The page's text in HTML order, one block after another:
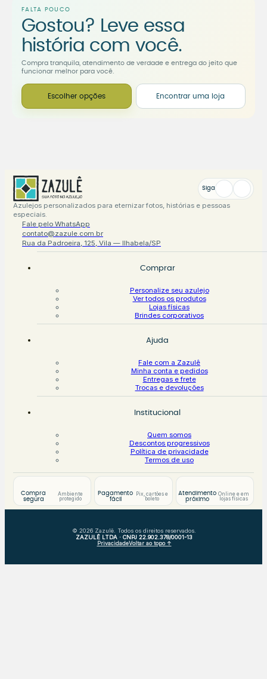
FALTA POUCO
Gostou? Leve essa
história com você.
Compra tranquila, atendimento de verdade e entrega do jeito que
funcionar melhor para você.
Escolher opções Encontrar uma loja
Siga
Azulejos personalizados para eternizar fotos, histórias e pessoas
especiais.
Fale pelo WhatsApp
contato@zazule.com.br
Rua da Padroeira, 125, Vila — Ilhabela/SP
Comprar
Personalize seu azulejo
Ver todos os produtos
Lojas físicas
Brindes corporativos
Ajuda
Fale com a Zazulê
Minha conta e pedidos
Entregas e frete
Trocas e devoluções
Institucional
Quem somos
Descontos progressivos
Política de privacidade
Termos de uso
Compra
segura
Ambiente
protegido
Pagamento
fácil
Pix, cartões e
boleto
Atendimento
próximo
Online e em
lojas físicas
© 2026 Zazulê. Todos os direitos reservados.
ZAZULÊ LTDA · CNPJ 22.902.378/0001-13
PrivacidadeVoltar ao topo ↑